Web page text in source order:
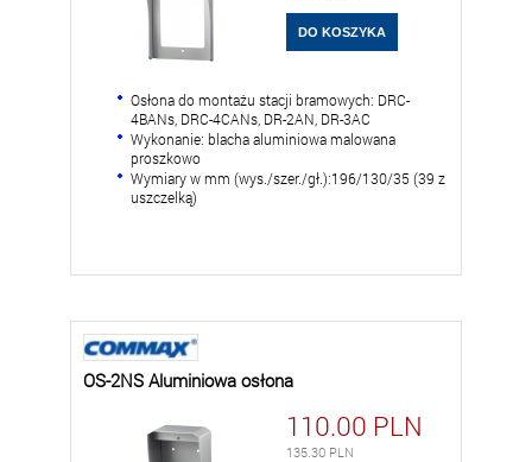
Osłona do montażu stacji bramowych: DRC-
4BANs, DRC-4CANs, DR-2AN, DR-3AC
Wykonanie: blacha aluminiowa malowana
proszkowo
Wymiary w mm (wys./szer./gł.):196/130/35 (39 z
uszczelką)
OS-2NS Aluminiowa osłona
110.00 PLN
135.30 PLN